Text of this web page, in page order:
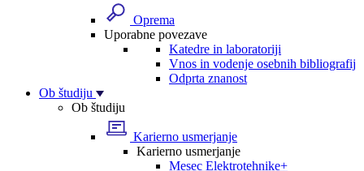
Oprema
Uporabne povezave
Katedre in laboratoriji
Vnos in vodenje osebnih bibliografij
Odprta znanost
Ob študiju
Ob študiju
Karierno usmerjanje
Karierno usmerjanje
Mesec Elektrotehnike+